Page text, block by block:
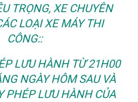
TRỌNG, XE CHUYÊN
LOẠI XE MÁY THI
CÔNG::
LƯU HÀNH TỪ 21H00
NGÀY HÔM SAU VÀ
PHÉP LƯU HÀNH CỦA